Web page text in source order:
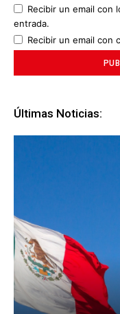
Recibir un email con
entrada.
Recibir un email con
Últimas Noticias: